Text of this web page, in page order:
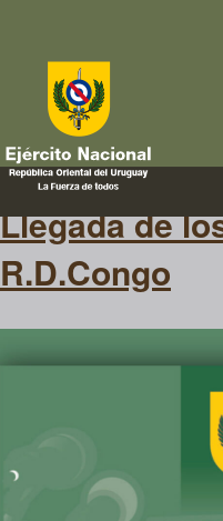
comunicado
Llegada de
R.D.Congo